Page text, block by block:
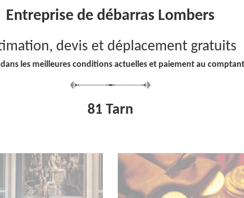
Entreprise de débarras Lombers
devis et déplacement gratuits
les meilleures conditions actuelles et paiement au comptant
81 Tarn